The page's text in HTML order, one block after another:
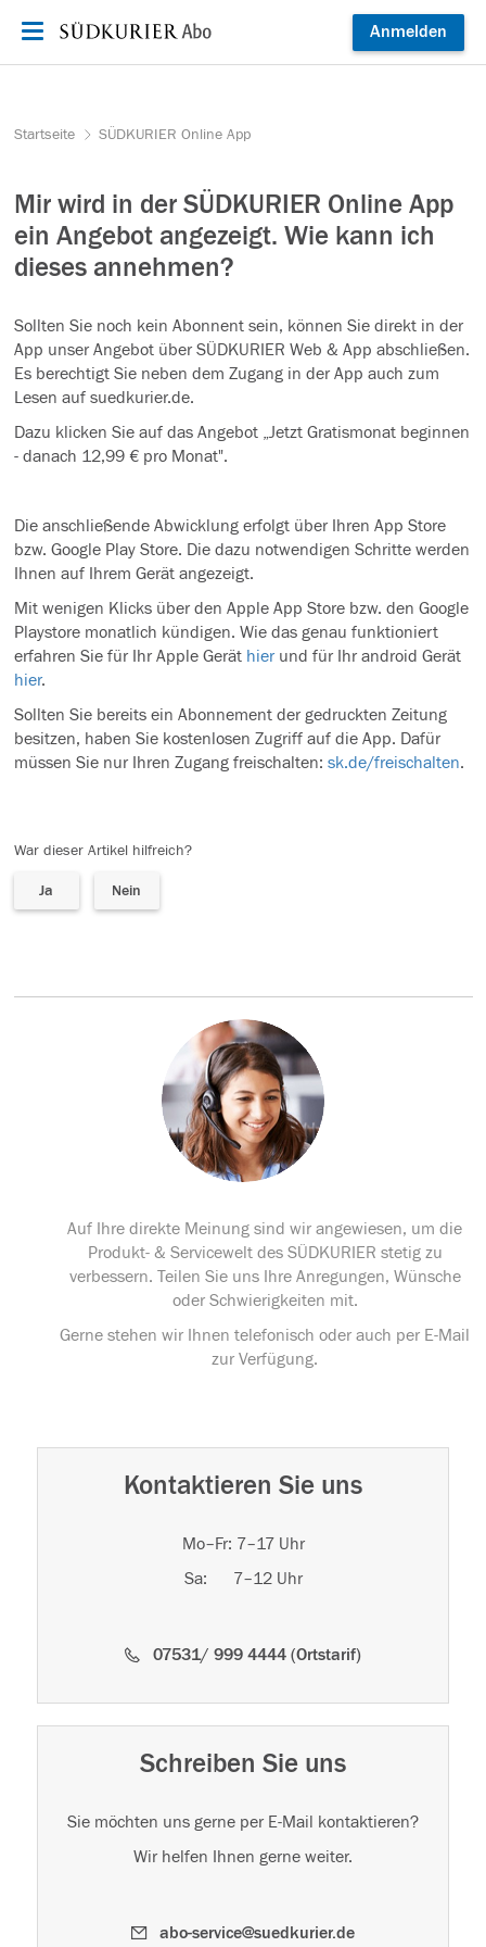
Anmelden
Startseite SÜDKURIER Online App
Mir wird in der SÜDKURIER Online App
ein Angebot angezeigt. Wie kann ich
dieses annehmen?
Sollten Sie noch kein Abonnent sein, können Sie direkt in der
App unser Angebot über SÜDKURIER Web & App abschließen.
Es berechtigt Sie neben dem Zugang in der App auch zum
Lesen auf suedkurier.de.
Dazu klicken Sie auf das Angebot „Jetzt Gratismonat beginnen
- danach 12,99 € pro Monat".
Die anschließende Abwicklung erfolgt über Ihren App Store
bzw. Google Play Store. Die dazu notwendigen Schritte werden
Ihnen auf Ihrem Gerät angezeigt.
Mit wenigen Klicks über den Apple App Store bzw. den Google
Playstore monatlich kündigen. Wie das genau funktioniert
erfahren Sie für Ihr Apple Gerät hierund für Ihr android Gerät
hier.
Sollten Sie bereits ein Abonnement der gedruckten Zeitung
besitzen, haben Sie kostenlosen Zugriff auf die App. Dafür
müssen Sie nur Ihren Zugang freischalten: sk.de/freischalten.
War dieser Artikel hilfreich?
Ja Nein
Auf Ihre direkte Meinung sind wir angewiesen, um die
Produkt- & Servicewelt des SÜDKURIER stetig zu
verbessern. Teilen Sie uns Ihre Anregungen, Wünsche
oder Schwierigkeiten mit.
Gerne stehen wir Ihnen telefonisch oder auch per E-Mail
zur Verfügung.
Kontaktieren Sie uns
Mo–Fr: 7–17 Uhr
Sa: 7–12 Uhr
07531/ 999 4444 (Ortstarif)
Schreiben Sie uns
Sie möchten uns gerne per E-Mail kontaktieren?
Wir helfen Ihnen gerne weiter.
abo-service@suedkurier.de